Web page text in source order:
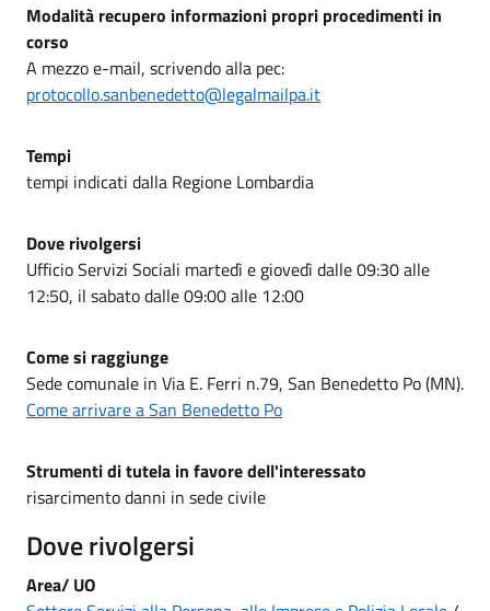
Modalità recupero informazioni propri procedimenti in
corso
A mezzo e-mail, scrivendo alla pec:
protocollo.sanbenedetto@legalmailpa.it
Tempi
tempi indicati dalla Regione Lombardia
Dove rivolgersi
Ufficio Servizi Sociali martedì e giovedì dalle 09:30 alle
12:50, il sabato dalle 09:00 alle 12:00
Come si raggiunge
Sede comunale in Via E. Ferri n.79, San Benedetto Po (MN).
Come arrivare a San Benedetto Po
Strumenti di tutela in favore dell'interessato
risarcimento danni in sede civile
Dove rivolgersi
Area/ UO